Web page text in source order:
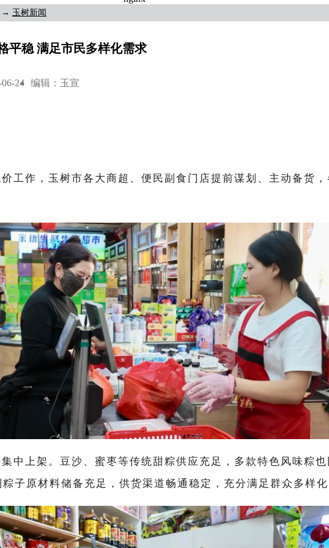
玉树新闻
平稳 满足市民多样化需求
24 编辑：玉宣
工作，玉树市各大商超、便民副食门店提前谋划、主动备货
中上架。豆沙、蜜枣等传统甜粽供应充足，多款特色风味粽
子原材料储备充足，供货渠道畅通稳定，充分满足群众多样化